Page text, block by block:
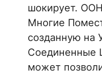
шокирует.
Многие
созданную на
Соединенные
может